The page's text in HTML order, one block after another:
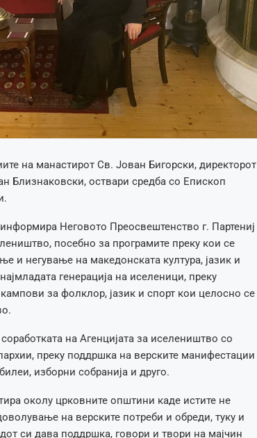
на манастирот Св. Јован Бигорски, директорот
Близнаковски, оствари средба со Епископ
Неговото Преосвештенство г. Партениј
посебно за програмите преку кои се
и негување на македонската култура, јазик и
генерација на иселеници, преку
за фолклор, јазик и спорт кои целосно се
на Агенцијата за иселеништво со
преку поддршка на верските манифестации
изборни собранија и друго.
околу црковните општини каде истите не
на верските потреби и обреди, туку и
си дава поддршка, говори и твори на мајчин